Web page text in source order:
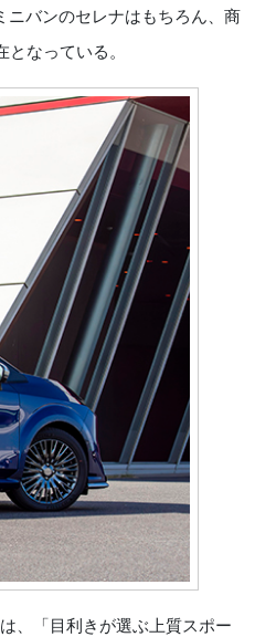
ニバンのセレナはもちろん、商
なっている。
、「目利きが選ぶ上質スポー